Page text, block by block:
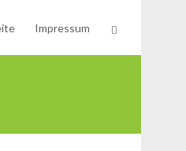
Impressum